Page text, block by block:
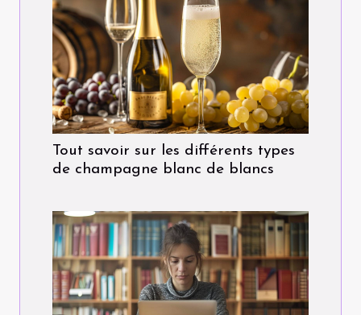
Tout savoir sur les différents types
de champagne blanc de blancs